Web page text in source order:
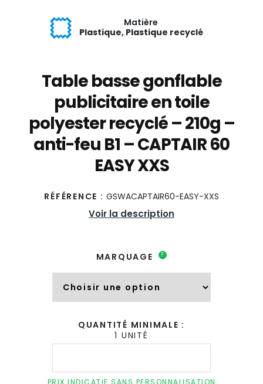
Matière
Plastique, Plastique recyclé
Table basse gonflable
publicitaire en toile
polyester recyclé – 210g –
anti-feu B1 – CAPTAIR 60
EASY XXS
RÉFÉRENCE : GSWACAPTAIR60-EASY-XXS
Voir la description
MARQUAGE ?
QUANTITÉ MINIMALE :
1 UNITÉ
quantité
basse
PRIX INDICATIF SANS PERSONNALISATION